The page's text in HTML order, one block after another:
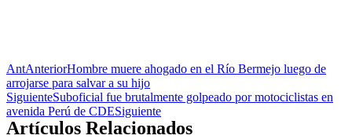
AntAnteriorHombre muere ahogado en el Río Bermejo luego de
arrojarse para salvar a su hijo
SiguienteSuboficial fue brutalmente golpeado por motociclistas en
avenida Perú de CDESiguiente
Artículos Relacionados